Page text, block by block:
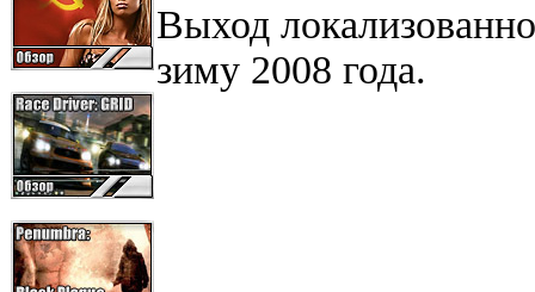
Выход
зиму 2008 года.